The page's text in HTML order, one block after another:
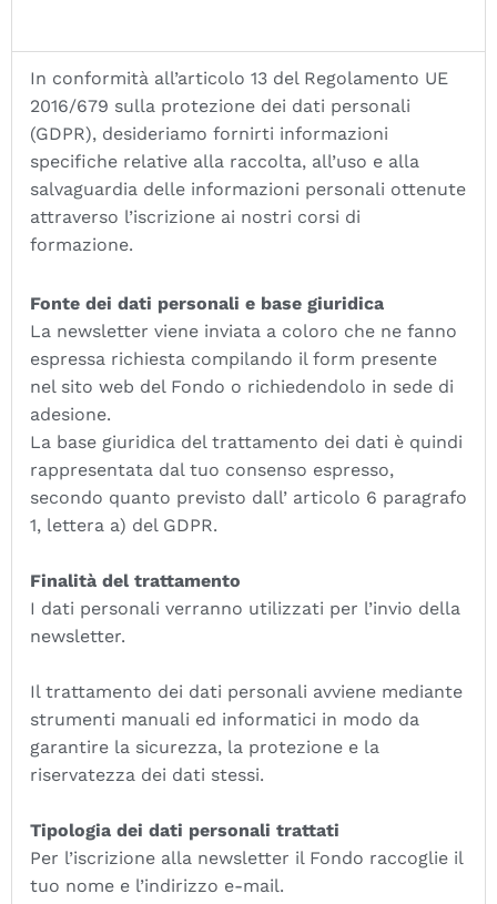
In conformità all’articolo 13 del Regolamento UE
2016/679 sulla protezione dei dati personali
(GDPR), desideriamo fornirti informazioni
specifiche relative alla raccolta, all’uso e alla
salvaguardia delle informazioni personali ottenute
attraverso l’iscrizione ai nostri corsi di
formazione.
Fonte dei dati personali e base giuridica
La newsletter viene inviata a coloro che ne fanno
espressa richiesta compilando il form presente
nel sito web del Fondo o richiedendolo in sede di
adesione.
La base giuridica del trattamento dei dati è quindi
rappresentata dal tuo consenso espresso,
secondo quanto previsto dall’ articolo 6 paragrafo
1, lettera a) del GDPR.
Finalità del trattamento
I dati personali verranno utilizzati per l’invio della
newsletter.
Il trattamento dei dati personali avviene mediante
strumenti manuali ed informatici in modo da
garantire la sicurezza, la protezione e la
riservatezza dei dati stessi.
Tipologia dei dati personali trattati
Per l’iscrizione alla newsletter il Fondo raccoglie il
tuo nome e l’indirizzo e-mail.